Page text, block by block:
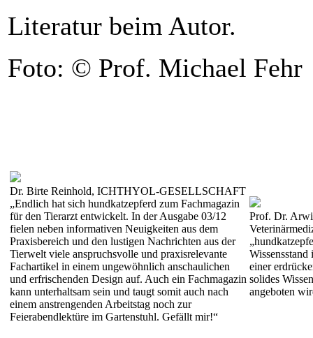
Literatur beim Autor.
Foto: © Prof. Michael Fehr
Dr. Birte Reinhold, ICHTHYOL-GESELLSCHAFT
„Endlich hat sich hundkatzepferd zum Fachmagazin
für den Tierarzt entwickelt. In der Ausgabe 03/12
fielen neben informativen Neuigkeiten aus dem
Praxisbereich und den lustigen Nachrichten aus der
Tierwelt viele anspruchsvolle und praxisrelevante
Fachartikel in einem ungewöhnlich anschaulichen
und erfrischenden Design auf. Auch ein Fachmagazin
kann unterhaltsam sein und taugt somit auch nach
einem anstrengenden Arbeitstag noch zur
Feierabendlektüre im Gartenstuhl. Gefällt mir!“
Prof. Dr.
einer
solides
angeboten